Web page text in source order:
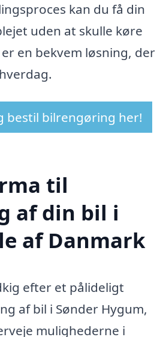
kan du få din
uden at skulle køre
en bekvem løsning, der
bestil bilrengøring her!
til
af din bil i
af Danmark
efter et pålideligt
af bil i Sønder Hygum,
mulighederne i